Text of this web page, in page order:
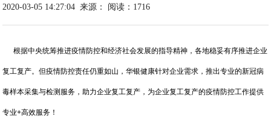
2020-03-05 14:27:04 来源： 阅读：1716
根据中央统筹推进疫情防控和经济社会发展的指导精神，各地稳妥有序推进企业
复工复产。但疫情防控责任仍重如山，华银健康针对企业需求，推出专业的新冠病
毒样本采集与检测服务，助力企业复工复产，为企业复工复产的疫情防控工作提供
专业+高效服务！